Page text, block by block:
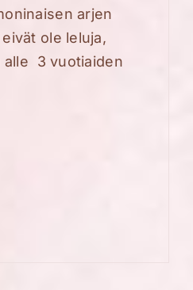
arjen
ole leluja,
alle 3 vuotiaiden